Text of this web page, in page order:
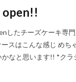
open!!
たチーズケーキ専
スはこんな感じ めち
なと思います!! *ク